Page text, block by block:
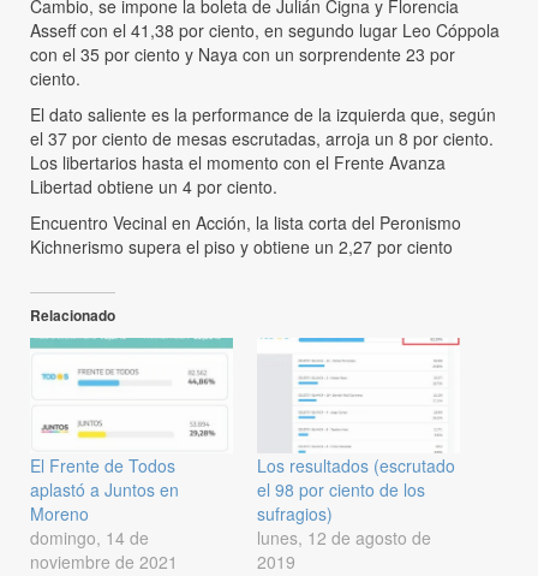
Cambio, se impone la boleta de Julián Cigna y Florencia
Asseff con el 41,38 por ciento, en segundo lugar Leo Cóppola
con el 35 por ciento y Naya con un sorprendente 23 por
ciento.
El dato saliente es la performance de la izquierda que, según
el 37 por ciento de mesas escrutadas, arroja un 8 por ciento.
Los libertarios hasta el momento con el Frente Avanza
Libertad obtiene un 4 por ciento.
Encuentro Vecinal en Acción, la lista corta del Peronismo
Kichnerismo supera el piso y obtiene un 2,27 por ciento
Relacionado
El Frente de Todos
aplastó a Juntos en
Moreno
domingo, 14 de
noviembre de 2021
Los resultados (escrutado
el 98 por ciento de los
sufragios)
lunes, 12 de agosto de
2019